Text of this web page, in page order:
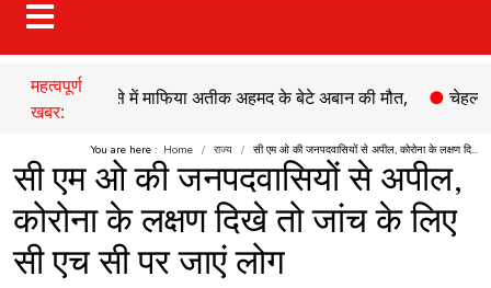
महत्वपूर्ण
खबर:
हादसे में माफिया अतीक अहमद के बेटे अबान की मौत, ●चेहल्लुम पर
You are here : Home राज्य सी एम ओ की जनपदवासियों से अपील, कोरोना के लक्षण दि...
सी एम ओ की जनपदवासियों से अपील,
कोरोना के लक्षण दिखे तो जांच के लिए
सी एच सी पर जाएं लोग